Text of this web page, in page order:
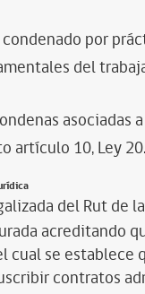
condenado por
del
asociadas
artículo 10, Ley
del Rut de
acreditando
cual se
contratos